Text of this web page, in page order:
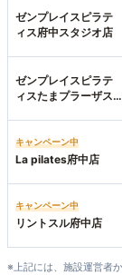
ゼンプレイスピラテ
ィス府中スタジオ店
ゼンプレイスピラテ
ィスたまプラーザス
キャンペーン中
La pilates府中店
キャンペーン中
リントスル府中店
※上記には、施設運営者